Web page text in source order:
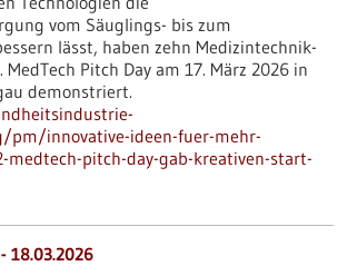
vom Säuglings- bis zum
lässt, haben zehn Medizintechnik-
Pitch Day am 17. März 2026 in
demonstriert.
pm/innovative-ideen-fuer-mehr-
medtech-pitch-day-gab-kreativen-start-
18.03.2026